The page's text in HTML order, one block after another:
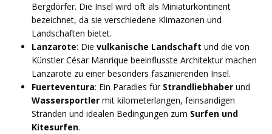
Bergdörfer. Die Insel wird oft als Miniaturkontinent
bezeichnet, da sie verschiedene Klimazonen und
Landschaften bietet.
Lanzarote: Die vulkanische Landschaft und die von
Künstler César Manrique beeinflusste Architektur machen
Lanzarote zu einer besonders faszinierenden Insel.
Fuerteventura: Ein Paradies für Strandliebhaber und
Wassersportler mit kilometerlangen, feinsandigen
Stränden und idealen Bedingungen zum Surfen und
Kitesurfen.